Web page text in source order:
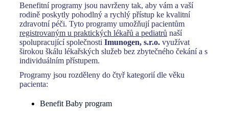
Benefitní programy jsou navrženy tak, aby vám a vaší
rodině poskytly pohodlný a rychlý přístup ke kvalitní
zdravotní péči. Tyto programy umožňují pacientům
registrovaným u praktických lékařů a pediatrů naší
spolupracující společnosti Imunogen, s.r.o. využívat
širokou škálu lékařských služeb bez zbytečného čekání a s
individuálním přístupem.
Programy jsou rozděleny do čtyř kategorií dle věku
pacienta:
Benefit Baby program